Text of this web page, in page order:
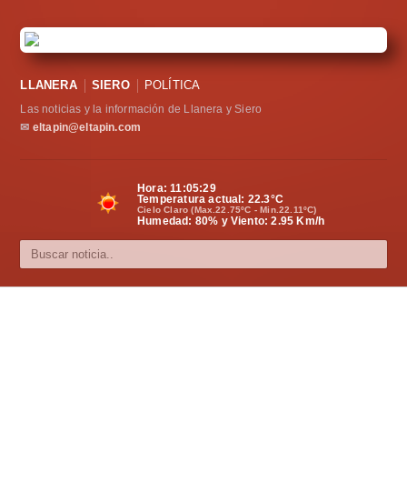
LLANERA SIERO POLÍTICA
Las noticias y la información de Llanera y Siero
✉ eltapin@eltapin.com
Hora:11:05:30
Temperatura actual: 22.3°C
Cielo Claro (Max.22.75ºC - Min.22.11ºC)
Humedad: 80% y Viento: 2.95 Km/h